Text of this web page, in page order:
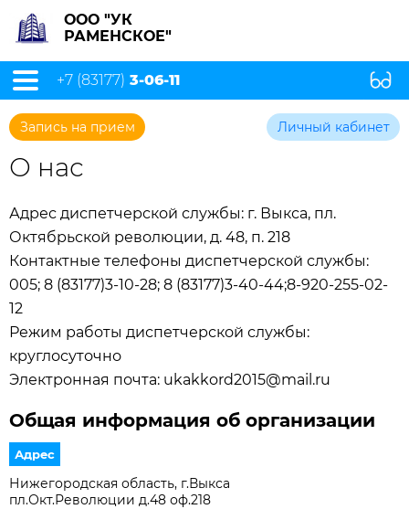
ООО "УК
РАМЕНСКОЕ"
+7 (83177) 3-06-11
Запись на прием Личный кабинет
О нас
Адрес диспетчерской службы: г. Выкса, пл.
Октябрьской революции, д. 48, п. 218
Контактные телефоны диспетчерской службы:
005; 8 (83177)3-10-28; 8 (83177)3-40-44;8-920-255-02-
12
Режим работы диспетчерской службы:
круглосуточно
Электронная почта: ukakkord2015@mail.ru
Общая информация об организации
Адрес
Нижегородская область, г.Выкса
пл.Окт.Революции д.48 оф.218